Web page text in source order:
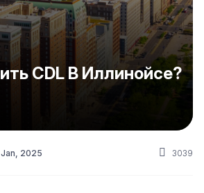
CDL В Иллинойсе?
Jan, 2025 3039